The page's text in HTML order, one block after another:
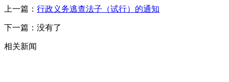
上一篇： 行政义务逃查法子（试行）的通知
下一篇：没有了
相关新闻